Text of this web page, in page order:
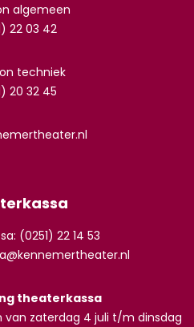
algemeen
22 03 42
techniek
20 32 45
(0251) 22 14 53
theaterkassa
van zaterdag 4 juli t/m dinsdag